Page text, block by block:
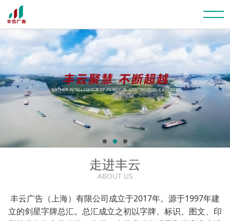
走进丰云
ABOUT US
丰云广告（上海）有限公司成立于2017年。源于1997年建
立的剑星字牌总汇。总汇成立之初以字牌、标识、图文、印